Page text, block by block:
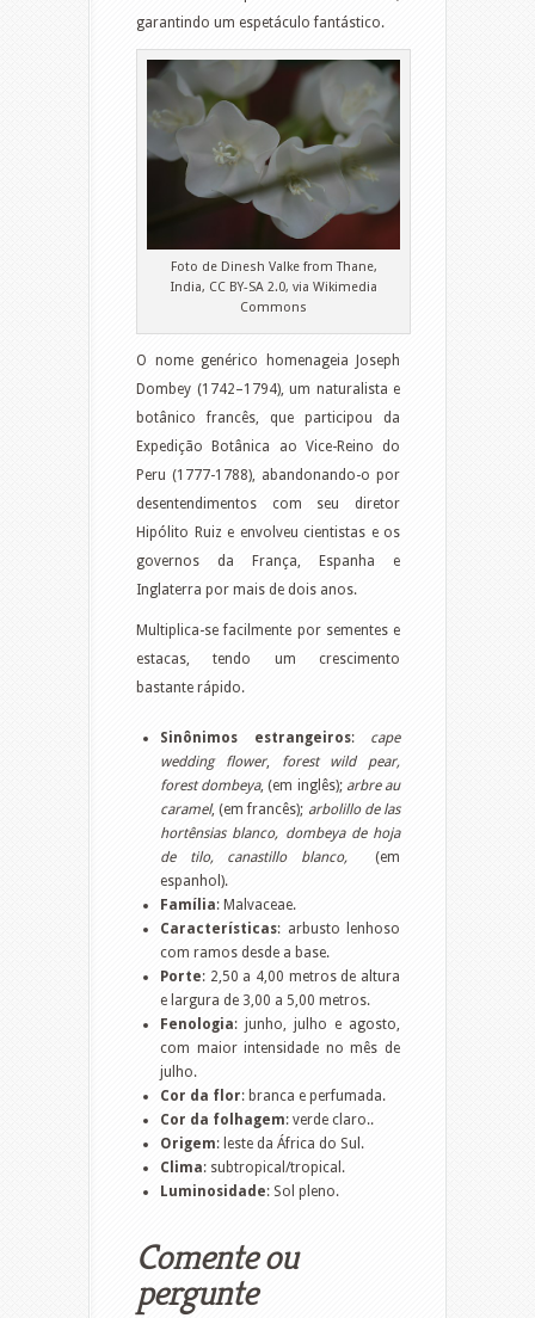
garantindo um espetáculo fantástico.
Foto de Dinesh Valke from Thane,
India, CC BY-SA 2.0, via Wikimedia
Commons
O nome genérico homenageia Joseph
Dombey (1742–1794), um naturalista e
botânico francês, que participou da
Expedição Botânica ao Vice-Reino do
Peru (1777-1788), abandonando-o por
desentendimentos com seu diretor
Hipólito Ruiz e envolveu cientistas e os
governos da França, Espanha e
Inglaterra por mais de dois anos.
Multiplica-se facilmente por sementes e
estacas, tendo um crescimento
bastante rápido.
Sinônimos estrangeiros: cape
wedding flower,
forest wild pear,
forest dombeya, (em inglês); arbre au
caramel, (em francês); arbolillo de las
hortênsias blanco, dombeya de hoja
de tilo, canastillo blanco,(em
espanhol).
Família: Malvaceae.
Características: arbusto lenhoso
com ramos desde a base.
Porte: 2,50 a 4,00 metros de altura
e largura de 3,00 a 5,00 metros.
Fenologia: junho, julho e agosto,
com maior intensidade no mês de
julho.
Cor da flor: branca e perfumada.
Cor da folhagem: verde claro..
Origem: leste da África do Sul.
Clima: subtropical/tropical.
Luminosidade: Sol pleno.
Comente ou
pergunte